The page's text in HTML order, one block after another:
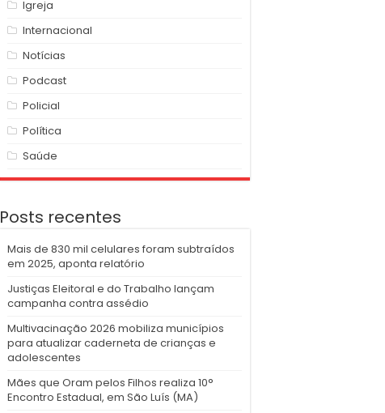
Igreja
Internacional
Notícias
Podcast
Policial
Política
Saúde
Posts recentes
Mais de 830 mil celulares foram subtraídos
em 2025, aponta relatório
Justiças Eleitoral e do Trabalho lançam
campanha contra assédio
Multivacinação 2026 mobiliza municípios
para atualizar caderneta de crianças e
adolescentes
Mães que Oram pelos Filhos realiza 10°
Encontro Estadual, em São Luís (MA)